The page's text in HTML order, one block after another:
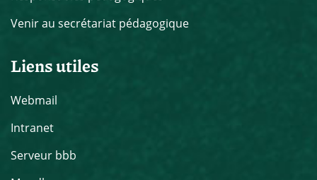
Venir au secrétariat pédagogique
Liens utiles
Webmail
Intranet
Serveur bbb